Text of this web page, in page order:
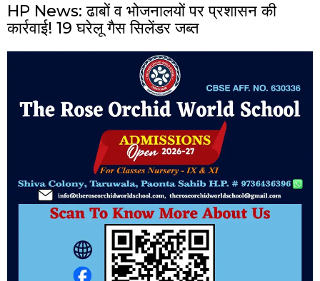
HP News: ढाबों व भोजनालयों पर प्रशासन की
कार्रवाई! 19 घरेलू गैस सिलेंडर जब्त